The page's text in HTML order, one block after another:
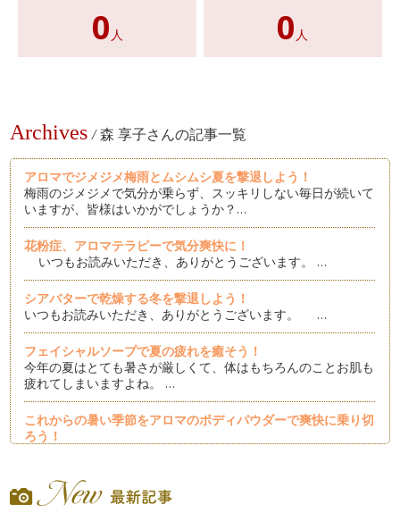
0 人 0 人
Archives / 森 享子さんの記事一覧
アロマでジメジメ梅雨とムシムシ夏を撃退しよう！
梅雨のジメジメで気分が乗らず、スッキリしない毎日が続いて
いますが、皆様はいかがでしょうか？…
花粉症、アロマテラピーで気分爽快に！
いつもお読みいただき、ありがとうございます。 …
シアバターで乾燥する冬を撃退しよう！
いつもお読みいただき、ありがとうございます。 …
フェイシャルソープで夏の疲れを癒そう！
今年の夏はとても暑さが厳しくて、体はもちろんのことお肌も
疲れてしまいますよね。 …
これからの暑い季節をアロマのボディパウダーで爽快に乗り切
ろう！
寒暖差が激しいこの季節、お肌のケアを忘れずに！